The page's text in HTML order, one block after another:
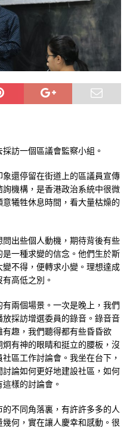
訪一個區議會監察小組。
還停留在街道上的區議員宣傳
機構，是香港政治系統中很微
犧牲休息時間，看大量枯燥的
出些個人動機，期待背後有些
一種求變的信念。他們生於斯
不得，便轉求小變。理想達成
高低之別。
兩個場景。一次是晚上，我們
採訪增選委員的錄音。錄音音
趣，我們聽得都有些昏昏欲
有神的眼睛和挺立的腰板，沒
區工作討論會。我坐在台下，
論如何更好地建設社區，如何
樣的討論會。
不同角落裏，有許許多多的人
何，實在讓人慶幸和感動。很